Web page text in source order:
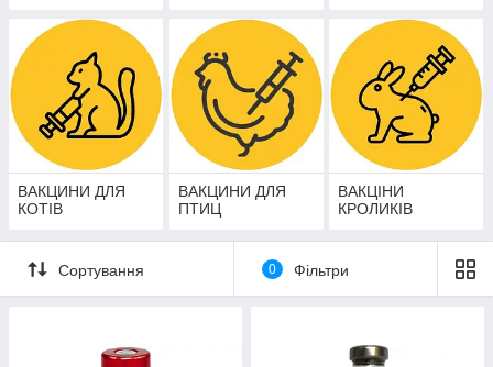
ВАКЦИНИ ДЛЯ
КОТІВ
ВАКЦИНИ ДЛЯ
ПТИЦ
ВАКЦІНИ
КРОЛИКІВ
Сортування 0 Фільтри